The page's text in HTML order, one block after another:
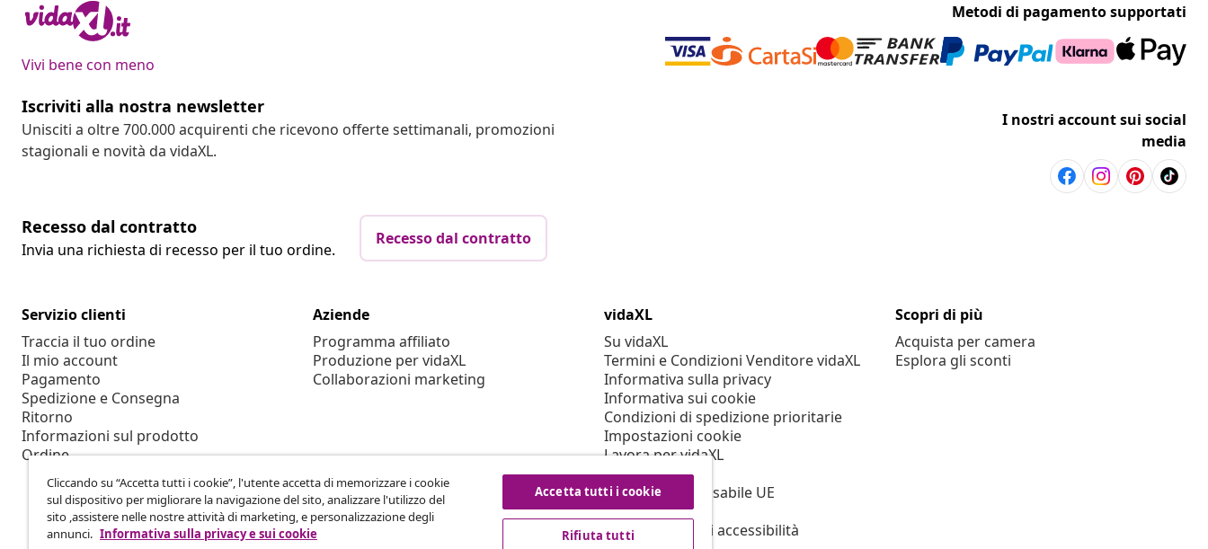
Vivi bene con meno
Metodi di pagamento supportati
Iscriviti alla nostra newsletter
Unisciti a oltre 700.000 acquirenti che ricevono offerte settimanali, promozioni
stagionali e novità da vidaXL.
I nostri account sui social
media
Recesso dal contratto
Invia una richiesta di recesso per il tuo ordine.
Recesso dal contratto
Servizio clienti
Traccia il tuo ordine
Il mio account
Pagamento
Spedizione e Consegna
Ritorno
Informazioni sul prodotto
Ordine
Aziende
Programma affiliato
Produzione per vidaXL
Collaborazioni marketing
vidaXL
Su vidaXL
Termini e Condizioni Venditore vidaXL
Informativa sulla privacy
Informativa sui cookie
Condizioni di spedizione prioritarie
Impostazioni cookie
Lavora per vidaXL
Sicurezza
Persona responsabile UE
Politica di EPR
Dichiarazione di accessibilità
Scopri di più
Acquista per camera
Esplora gli sconti
Cliccando su “Accetta tutti i cookie”, l'utente accetta di memorizzare i cookie
sul dispositivo per migliorare la navigazione del sito, analizzare l'utilizzo del
sito ,assistere nelle nostre attività di marketing, e personalizzazione degli
annunci. Informativa sulla privacy e sui cookie
Accetta tutti i cookie
Rifiuta tutti